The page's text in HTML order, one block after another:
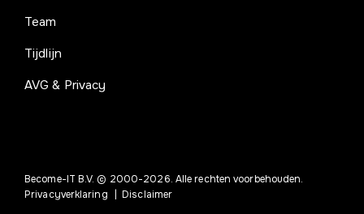
Team
Tijdlijn
AVG & Privacy
Become-IT B.V. © 2000-2026. Alle rechten voorbehouden.
Privacyverklaring
|Disclaimer